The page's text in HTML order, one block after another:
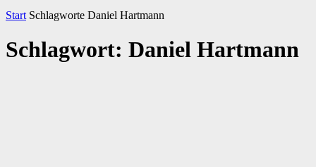
Start Schlagworte Daniel Hartmann
Schlagwort: Daniel Hartmann